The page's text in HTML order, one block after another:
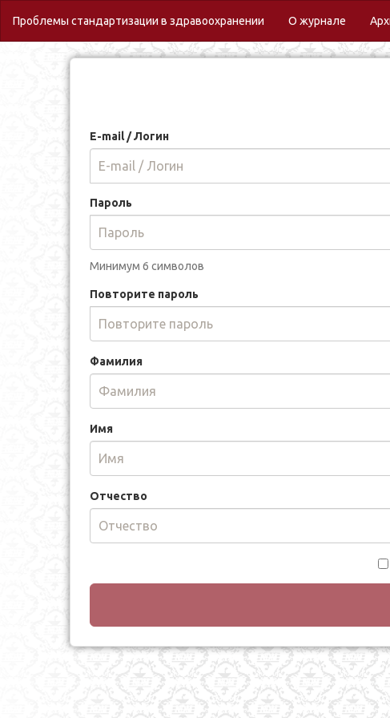
Проблемы стандартизации в здравоохранении О журнале (current)
E-mail / Логин
Пароль
Минимум 6 символов
Повторите пароль
Фамилия
Имя
Отчество